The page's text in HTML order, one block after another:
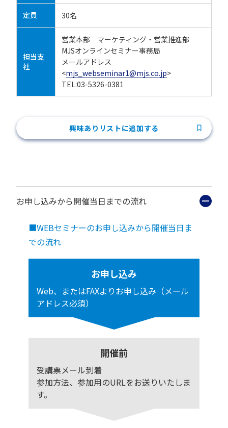
定員 30名
担当支
社
営業本部 マーケティング・営業推進部
MJSオンラインセミナー事務局
メールアドレス
<mjs_webseminar1@mjs.co.jp>
TEL:03-5326-0381
興味ありリストに追加する
お申し込みから開催当日までの流れ
■WEBセミナーのお申し込みから開催当日ま
での流れ
お申し込み
Web、またはFAXよりお申し込み（メール
アドレス必須）
開催前
受講票メール到着
参加方法、参加用のURLをお送りいたしま
す。